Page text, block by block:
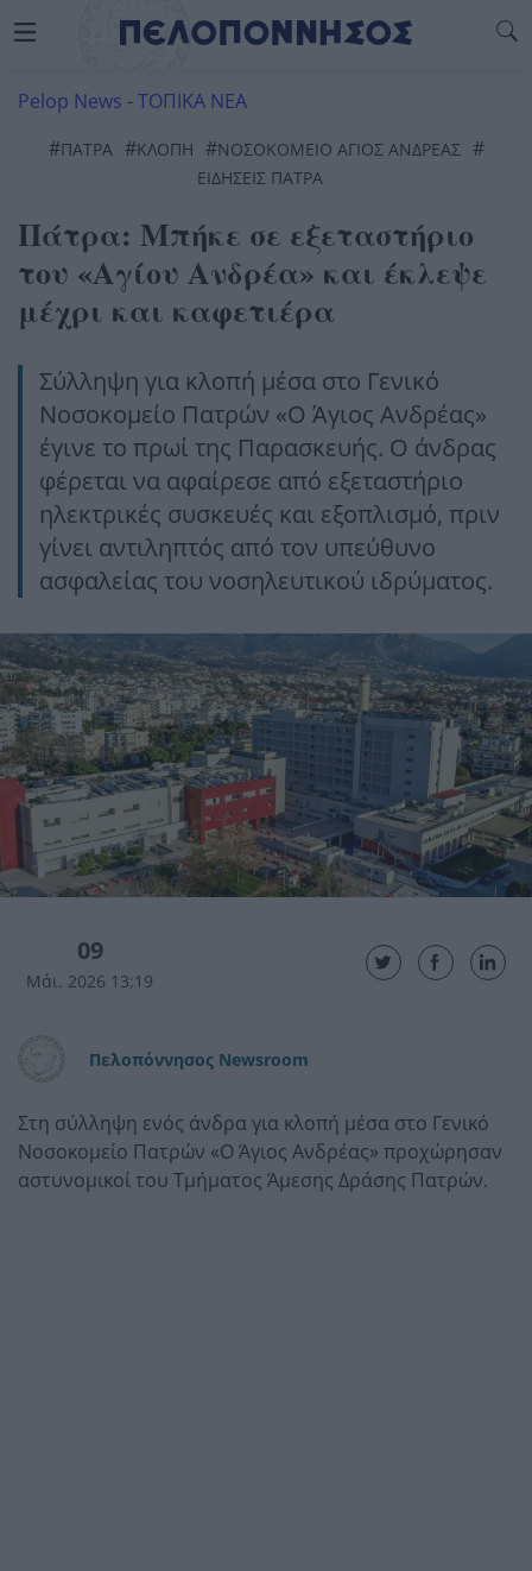
Pelop News -ΤΟΠΙΚΑ ΝΕΑ
#ΠΆΤΡΑ #ΚΛΟΠΗ #ΝΟΣΟΚΟΜΕΙΟ ΑΓΙΟΣ ΑΝΔΡΕΑΣ #
ΕΙΔΗΣΕΙΣ ΠΑΤΡΑ
Πάτρα: Μπήκε σε εξεταστήριο
του «Αγίου Ανδρέα» και έκλεψε
μέχρι και καφετιέρα
Σύλληψη για κλοπή μέσα στο Γενικό
Νοσοκομείο Πατρών «Ο Άγιος Ανδρέας»
έγινε το πρωί της Παρασκευής. Ο άνδρας
φέρεται να αφαίρεσε από εξεταστήριο
ηλεκτρικές συσκευές και εξοπλισμό, πριν
γίνει αντιληπτός από τον υπεύθυνο
ασφαλείας του νοσηλευτικού ιδρύματος.
09
Μάι. 2026 13:19
Πελοπόννησος Newsroom
Στη σύλληψη ενός άνδρα για κλοπή μέσα στο Γενικό
Νοσοκομείο Πατρών «Ο Άγιος Ανδρέας» προχώρησαν
αστυνομικοί του Τμήματος Άμεσης Δράσης Πατρών.